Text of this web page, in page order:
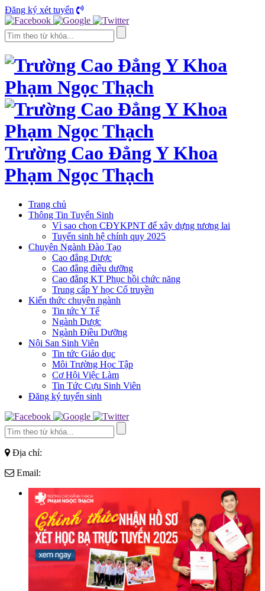
Đăng ký xét tuyển
Trường Cao Đẳng Y Khoa
Phạm Ngọc Thạch
Trang chủ
Thông Tin Tuyển Sinh
Vì sao chọn CĐYKPNT để xây dựng tương lai
Tuyển sinh hệ chính quy 2025
Chuyên Ngành Đào Tạo
Cao đẳng Dược
Cao đẳng điều dưỡng
Cao đẳng KT Phục hồi chức năng
Trung cấp Y học Cổ truyền
Kiến thức chuyên ngành
Tin tức Y Tế
Ngành Dược
Ngành Điều Dưỡng
Nội San Sinh Viên
Tin tức Giáo dục
Môi Trường Học Tập
Cơ Hội Việc Làm
Tin Tức Cựu Sinh Viên
Đăng ký tuyển sinh
Địa chỉ:
Email: